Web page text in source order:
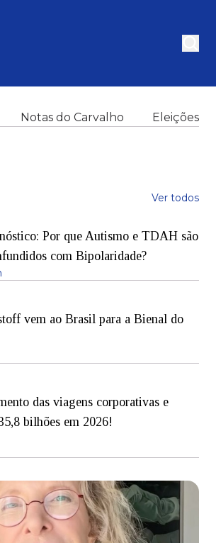
Notas do Carvalho Eleições
Ver todos
Por que Autismo e TDAH são
com Bipolaridade?
vem ao Brasil para a Bienal do
das viagens corporativas e
bilhões em 2026!